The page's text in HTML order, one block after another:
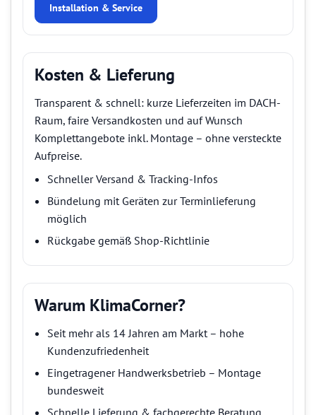
Installation & Service
Kosten & Lieferung
Transparent & schnell: kurze Lieferzeiten im DACH-
Raum, faire Versandkosten und auf Wunsch
Komplettangebote inkl. Montage – ohne versteckte
Aufpreise.
Schneller Versand & Tracking-Infos
Bündelung mit Geräten zur Terminlieferung
möglich
Rückgabe gemäß Shop-Richtlinie
Warum KlimaCorner?
Seit mehr als 14 Jahren am Markt – hohe
Kundenzufriedenheit
Eingetragener Handwerksbetrieb – Montage
bundesweit
Schnelle Lieferung & fachgerechte Beratung